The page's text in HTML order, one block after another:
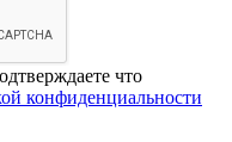
что
конфиденциальности